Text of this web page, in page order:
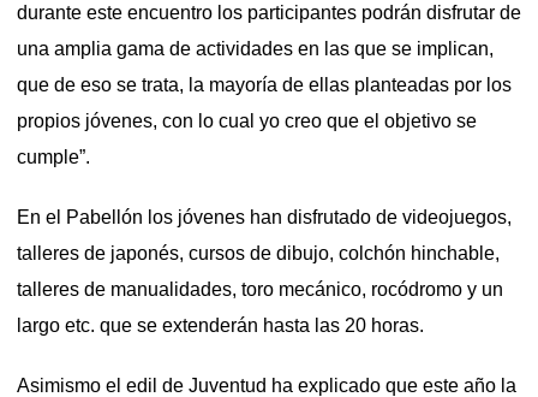
durante este encuentro los participantes podrán disfrutar de
una amplia gama de actividades en las que se implican,
que de eso se trata, la mayoría de ellas planteadas por los
propios jóvenes, con lo cual yo creo que el objetivo se
cumple”.
En el Pabellón los jóvenes han disfrutado de videojuegos,
talleres de japonés, cursos de dibujo, colchón hinchable,
talleres de manualidades, toro mecánico, rocódromo y un
largo etc. que se extenderán hasta las 20 horas.
Asimismo el edil de Juventud ha explicado que este año la